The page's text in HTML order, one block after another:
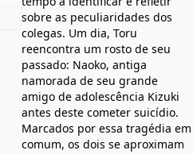
sobre as peculiaridades dos
colegas. Um dia, Toru
reencontra um rosto de seu
passado: Naoko, antiga
namorada de seu grande
amigo de adolescência Kizuki
antes deste cometer suicídio.
Marcados por essa tragédia em
comum, os dois se aproximam